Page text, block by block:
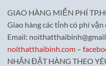
GIAO HÀNG MIỄN PHÍ
Giao hàng các tỉnh có phí vận
Email:
noithatthaibinh.com –
NHẬN ĐẶT HÀNG THEO